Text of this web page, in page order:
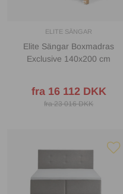
ELITE SÄNGAR
Elite Sängar Boxmadras
Exclusive 140x200 cm
fra 16 112 DKK
fra 23 016 DKK